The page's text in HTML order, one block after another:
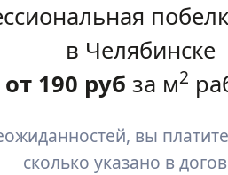
в Челябинске
от 190 руб за м2
вы
сколько указано в